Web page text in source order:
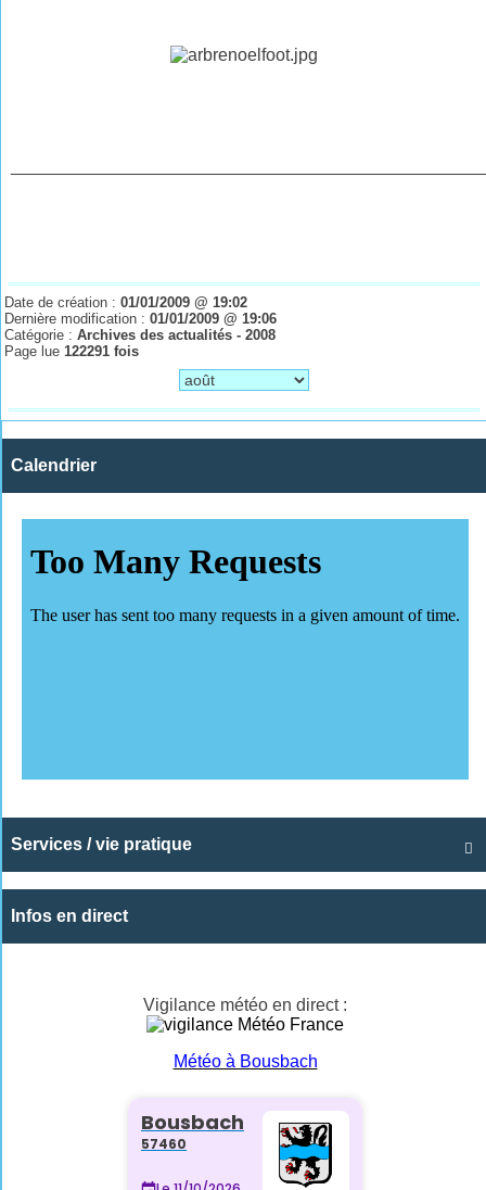
Date de création :01/01/2009 @ 19:02
Dernière modification :01/01/2009 @ 19:06
Catégorie :Archives des actualités - 2008
Page lue 122291 fois
Calendrier

Services / vie pratique
Infos en direct
Vigilance météo en direct :
Météo à Bousbach